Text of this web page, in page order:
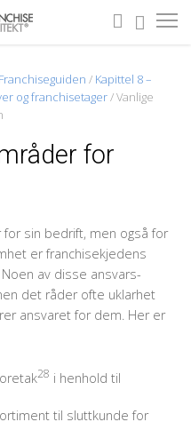
Franchiseguiden / Kapittel 8 –
og franchisetager/Vanlige
for
for sin bedrift, men også for
er franchisekjedens
av disse ansvars­
det råder ofte uklarhet
ansvaret for dem. Her er
28 i henhold til
til sluttkunde for